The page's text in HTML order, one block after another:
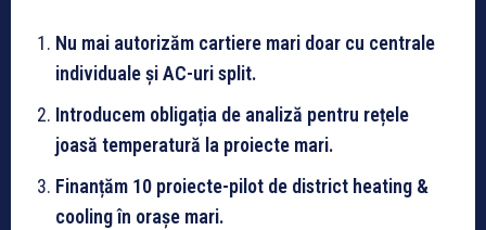
Nu mai autorizăm cartiere mari doar cu centrale
individuale și AC-uri split.
Introducem obligația de analiză pentru rețele
joasă temperatură la proiecte mari.
Finanțăm 10 proiecte-pilot de district heating &
cooling în orașe mari.